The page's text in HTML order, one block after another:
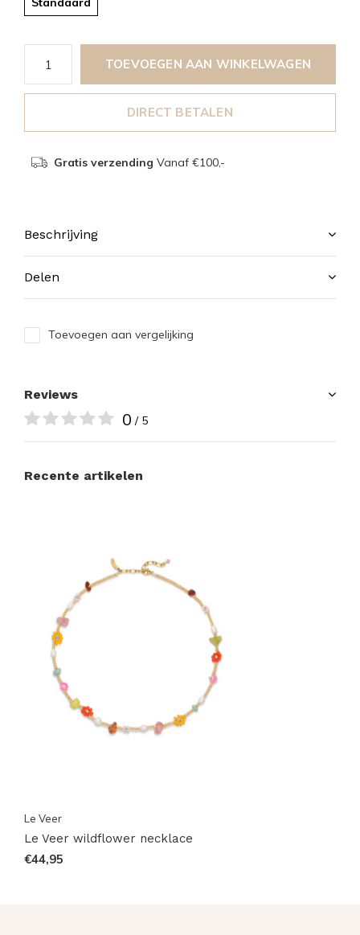
TOEVOEGEN AAN WINKELWAGEN
DIRECT BETALEN
Gratis verzending Vanaf €100,-
Beschrijving
Delen
Toevoegen aan vergelijking
Reviews
0 / 5
Recente artikelen
Le Veer
Le Veer wildflower necklace
€44,95